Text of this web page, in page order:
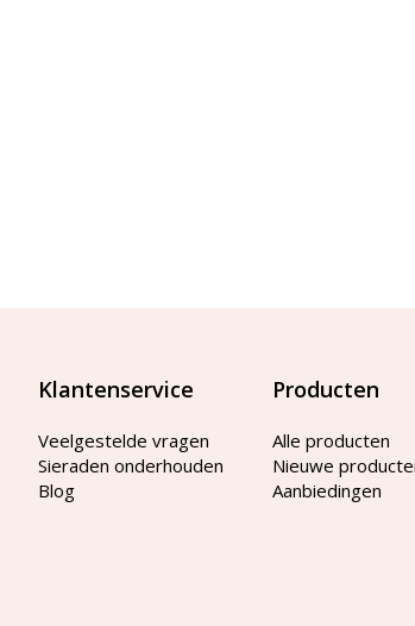
Klantenservice
Veelgestelde vragen
Sieraden onderhouden
Blog
Producten
Alle producten
Nieuwe
Aanbiedingen